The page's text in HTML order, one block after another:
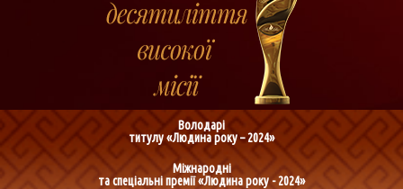
Володарі
титулу «Людина року – 2024»
Міжнародні
та спеціальні премії «Людина року - 2024»